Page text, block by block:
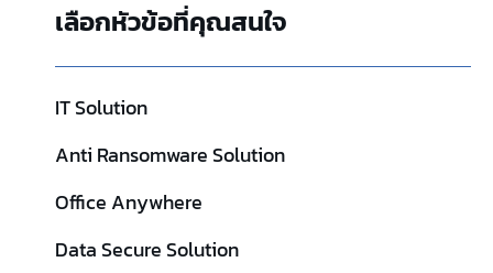
เลือกหัวข้อที่คุณสนใจ
IT Solution
Anti Ransomware Solution
Office Anywhere
Data Secure Solution